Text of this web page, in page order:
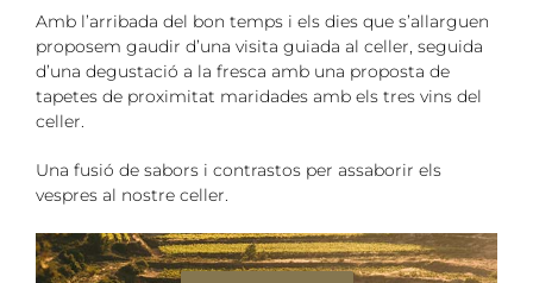
Amb l’arribada del bon temps i els dies que s’allarguen
proposem gaudir d’una visita guiada al celler, seguida
d’una degustació a la fresca amb una proposta de
tapetes de proximitat maridades amb els tres vins del
celler.
Una fusió de sabors i contrastos per assaborir els
vespres al nostre celler.